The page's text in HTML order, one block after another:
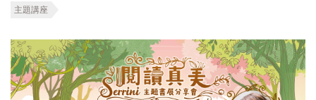
主題講座